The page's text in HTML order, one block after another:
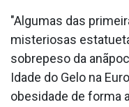
"Algumas das
misteriosas
sobrepeso da
Idade do Gelo na
obesidade de forma